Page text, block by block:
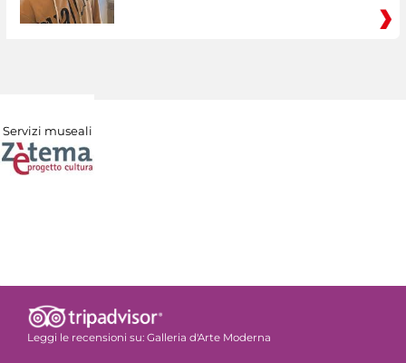
Servizi museali
Leggi le recensioni su: Galleria d'Arte Moderna